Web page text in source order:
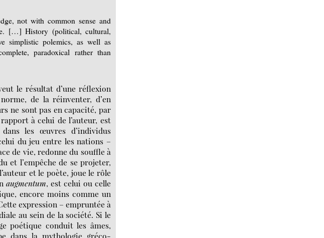
not with common sense and
[…] History (political, cultural,
simplistic polemics, as well as
paradoxical rather than
le résultat d’une réflexion
de la réinventer, d’en
ne sont pas en capacité, par
à celui de l’auteur, est
les œuvres d’individus
du jeu entre les nations –
de vie, redonne du souffle à
et l’empêche de se projeter,
et le poète, joue le rôle
augmentum, est celui ou celle
encore moins comme un
expression – empruntée à
au sein de la société. Si le
poétique conduit les âmes,